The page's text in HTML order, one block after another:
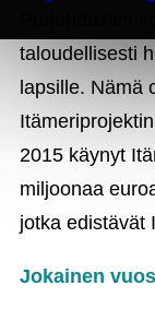
taloudellisesti
lapsille. Nämä
2015 käynyt
miljoonaa
jotka edistävät
Jokainen